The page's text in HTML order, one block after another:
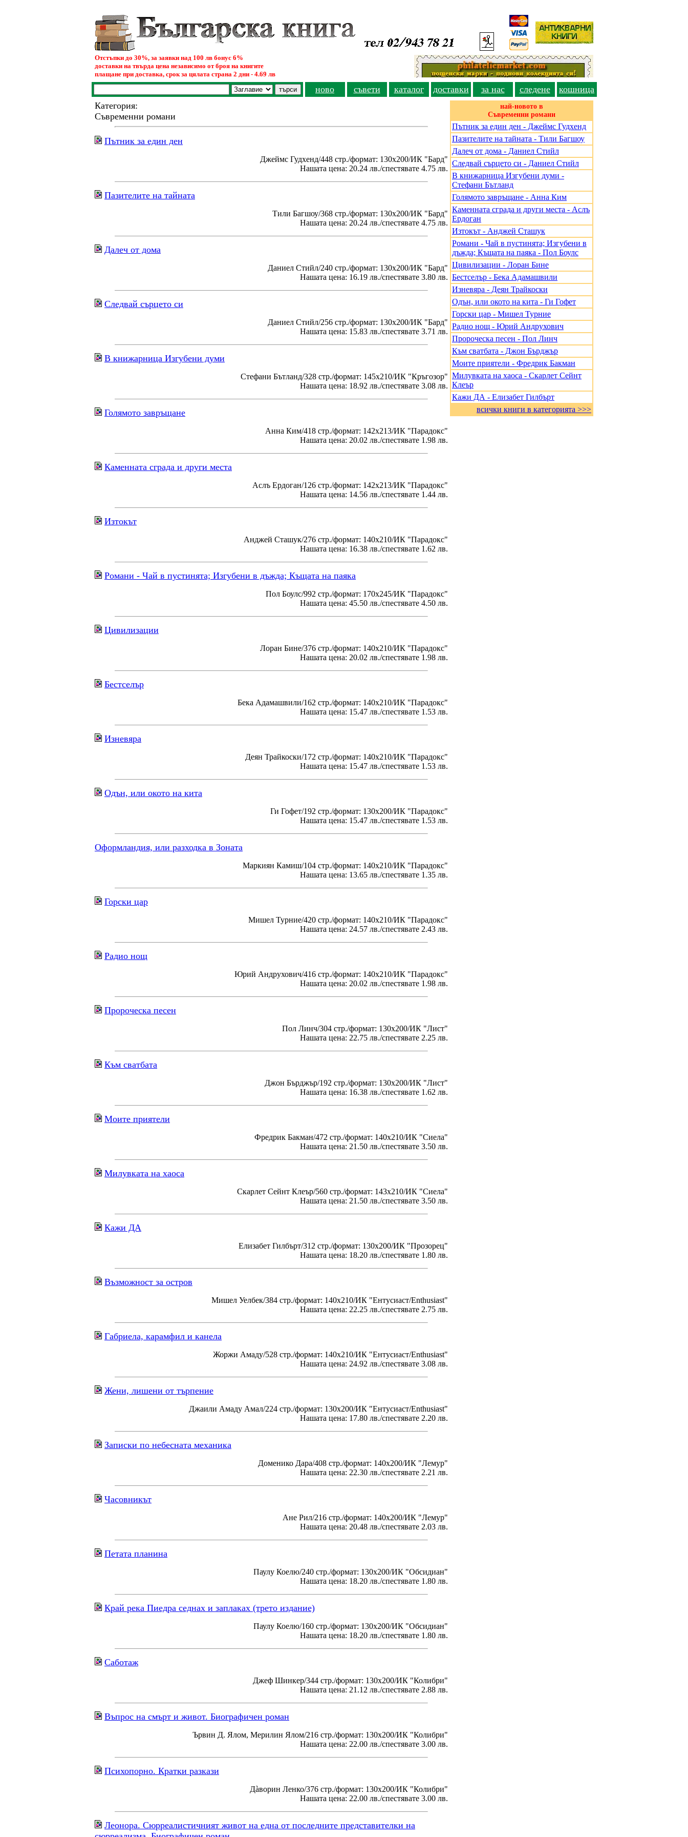
Отстъпки до 30%, за заявки над 100 лв бонус 6%
доставки на твърда цена независимо от броя на книгите
плащане при доставка, срок за цялата страна 2 дни - 4.69 лв
ново съвети каталог доставки за нас следене
кошница
Категория:
Съвременни романи
Пътник за един ден
Джеймс Гудхенд/448 стр./формат: 130х200/ИК "Бард"
Нашата цена: 20.24 лв./спестявате 4.75 лв.
Пазителите на тайната
Тили Багшоу/368 стр./формат: 130х200/ИК "Бард"
Нашата цена: 20.24 лв./спестявате 4.75 лв.
Далеч от дома
Даниел Стийл/240 стр./формат: 130х200/ИК "Бард"
Нашата цена: 16.19 лв./спестявате 3.80 лв.
Следвай сърцето си
Даниел Стийл/256 стр./формат: 130х200/ИК "Бард"
Нашата цена: 15.83 лв./спестявате 3.71 лв.
В книжарница Изгубени думи
Стефани Бътланд/328 стр./формат: 145х210/ИК "Кръгозор"
Нашата цена: 18.92 лв./спестявате 3.08 лв.
Голямото завръщане
Анна Ким/418 стр./формат: 142х213/ИК "Парадокс"
Нашата цена: 20.02 лв./спестявате 1.98 лв.
Каменната сграда и други места
Аслъ Ердоган/126 стр./формат: 142х213/ИК "Парадокс"
Нашата цена: 14.56 лв./спестявате 1.44 лв.
Изтокът
Анджей Сташук/276 стр./формат: 140х210/ИК "Парадокс"
Нашата цена: 16.38 лв./спестявате 1.62 лв.
Романи - Чай в пустинята; Изгубени в дъжда; Къщата на паяка
Пол Боулс/992 стр./формат: 170х245/ИК "Парадокс"
Нашата цена: 45.50 лв./спестявате 4.50 лв.
Цивилизации
Лоран Бине/376 стр./формат: 140х210/ИК "Парадокс"
Нашата цена: 20.02 лв./спестявате 1.98 лв.
Бестселър
Бека Адамашвили/162 стр./формат: 140х210/ИК "Парадокс"
Нашата цена: 15.47 лв./спестявате 1.53 лв.
Изневяра
Деян Трайкоски/172 стр./формат: 140х210/ИК "Парадокс"
Нашата цена: 15.47 лв./спестявате 1.53 лв.
Одън, или окото на кита
Ги Гофет/192 стр./формат: 130х200/ИК "Парадокс"
Нашата цена: 15.47 лв./спестявате 1.53 лв.
Оформландия, или разходка в Зоната
Маркиян Камиш/104 стр./формат: 140х210/ИК "Парадокс"
Нашата цена: 13.65 лв./спестявате 1.35 лв.
Горски цар
Мишел Турние/420 стр./формат: 140х210/ИК "Парадокс"
Нашата цена: 24.57 лв./спестявате 2.43 лв.
Радио нощ
Юрий Андрухович/416 стр./формат: 140х210/ИК "Парадокс"
Нашата цена: 20.02 лв./спестявате 1.98 лв.
Пророческа песен
Пол Линч/304 стр./формат: 130x200/ИК "Лист"
Нашата цена: 22.75 лв./спестявате 2.25 лв.
Към сватбата
Джон Бърджър/192 стр./формат: 130x200/ИК "Лист"
Нашата цена: 16.38 лв./спестявате 1.62 лв.
Моите приятели
Фредрик Бакман/472 стр./формат: 140х210/ИК "Сиела"
Нашата цена: 21.50 лв./спестявате 3.50 лв.
Милувката на хаоса
Скарлет Сейнт Клеър/560 стр./формат: 143х210/ИК "Сиела"
Нашата цена: 21.50 лв./спестявате 3.50 лв.
Кажи ДА
Елизабет Гилбърт/312 стр./формат: 130x200/ИК "Прозорец"
Нашата цена: 18.20 лв./спестявате 1.80 лв.
Възможност за остров
Мишел Уелбек/384 стр./формат: 140х210/ИК "Ентусиаст/Enthusiast"
Нашата цена: 22.25 лв./спестявате 2.75 лв.
Габриела, карамфил и канела
Жоржи Амаду/528 стр./формат: 140х210/ИК "Ентусиаст/Enthusiast"
Нашата цена: 24.92 лв./спестявате 3.08 лв.
Жени, лишени от търпение
Джаили Амаду Амал/224 стр./формат: 130x200/ИК "Ентусиаст/Enthusiast"
Нашата цена: 17.80 лв./спестявате 2.20 лв.
Записки по небесната механика
Доменико Дара/408 стр./формат: 140х200/ИК "Лемур"
Нашата цена: 22.30 лв./спестявате 2.21 лв.
Часовникът
Ане Рил/216 стр./формат: 140х200/ИК "Лемур"
Нашата цена: 20.48 лв./спестявате 2.03 лв.
Петата планина
Паулу Коелю/240 стр./формат: 130x200/ИК "Обсидиан"
Нашата цена: 18.20 лв./спестявате 1.80 лв.
Край река Пиедра седнах и заплаках (трето издание)
Паулу Коелю/160 стр./формат: 130x200/ИК "Обсидиан"
Нашата цена: 18.20 лв./спестявате 1.80 лв.
Саботаж
Джеф Шинкер/344 стр./формат: 130x200/ИК "Колибри"
Нашата цена: 21.12 лв./спестявате 2.88 лв.
Въпрос на смърт и живот. Биографичен роман
Ървин Д. Ялом, Мерилин Ялом/216 стр./формат: 130x200/ИК "Колибри"
Нашата цена: 22.00 лв./спестявате 3.00 лв.
Психопорно. Кратки разкази
Дàворин Ленко/376 стр./формат: 130x200/ИК "Колибри"
Нашата цена: 22.00 лв./спестявате 3.00 лв.
Леонора. Сюрреалистичният живот на една от последните представителки на
най-новото в
Съвременни романи
Пътник за един ден - Джеймс Гудхенд
Пазителите на тайната - Тили Багшоу
Далеч от дома - Даниел Стийл
Следвай сърцето си - Даниел Стийл
В книжарница Изгубени думи -
Стефани Бътланд
Голямото завръщане - Анна Ким
Каменната сграда и други места - Аслъ
Ердоган
Изтокът - Анджей Сташук
Романи - Чай в пустинята; Изгубени в
дъжда; Къщата на паяка - Пол Боулс
Цивилизации - Лоран Бине
Бестселър - Бека Адамашвили
Изневяра - Деян Трайкоски
Одън, или окото на кита - Ги Гофет
Горски цар - Мишел Турние
Радио нощ - Юрий Андрухович
Пророческа песен - Пол Линч
Към сватбата - Джон Бърджър
Моите приятели - Фредрик Бакман
Милувката на хаоса - Скарлет Сейнт
Клеър
Кажи ДА - Елизабет Гилбърт
всички книги в категорията >>>